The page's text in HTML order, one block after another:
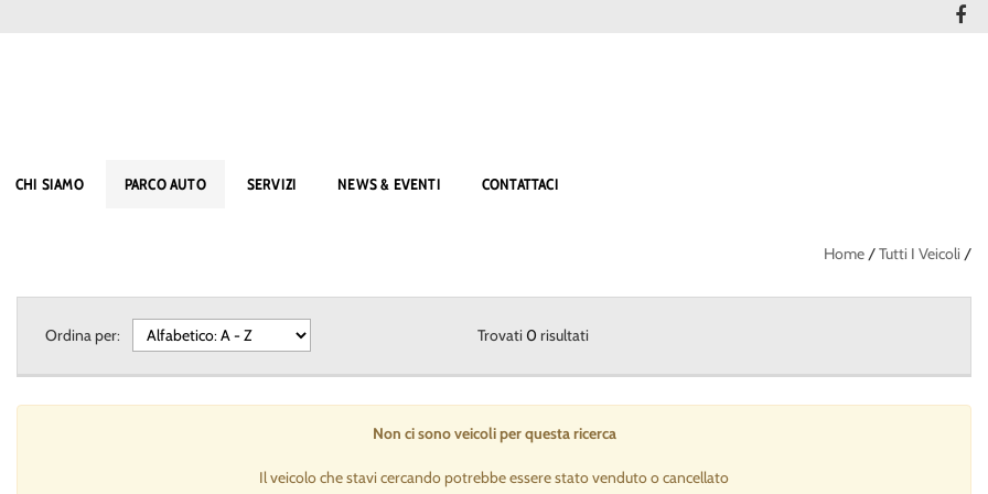
CHI SIAMO PARCO AUTO SERVIZI NEWS & EVENTI CONTATTACI
Home /Tutti I Veicoli /
Ordina per: Trovati 0 risultati
Non ci sono veicoli per questa ricerca
Il veicolo che stavi cercando potrebbe essere stato venduto o cancellato